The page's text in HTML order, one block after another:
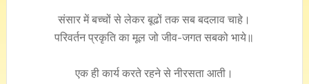
संसार में बच्चों से लेकर बूढों तक सब बदलाव चाहे।
परिवर्तन प्रकृति का मूल जो जीव-जगत सबको भाये॥
एक ही कार्य करते रहने से नीरसता आती।